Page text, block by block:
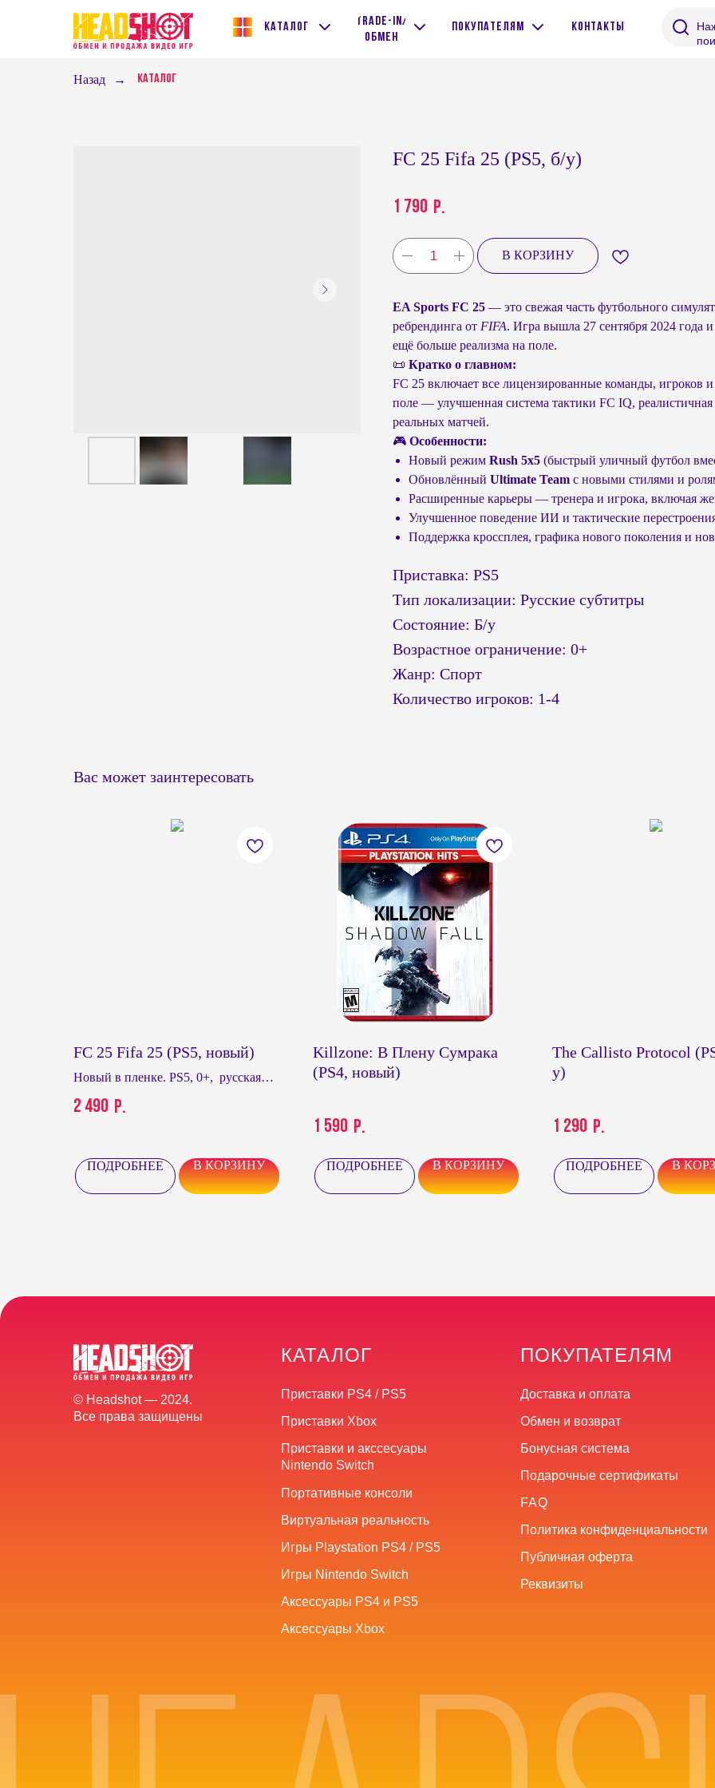
Каталог
Trade-in/
обмен
покупателям контакты
Назад → Каталог
FC 25 Fifa 25 (PS5, б/у)
1 790 р.
В КОРЗИНУ
EA Sports FC 25 — это свежая часть футбольного
ребрендинга от FIFA. Игра вышла 27 сентября 2024 года
ещё больше реализма на поле.
📜 Кратко о главном:
FC 25 включает все лицензированные команды,
поле — улучшенная система тактики FC IQ,
реальных матчей.
🎮 Особенности:
Новый режим Rush 5x5 (быстрый уличный футбол
Обновлённый Ultimate Team с новыми стилями и
Расширенные карьеры — тренера и игрока, включая
Улучшенное поведение ИИ и тактические
Поддержка кроссплея, графика нового поколения и
Приставка: PS5
Тип локализации: Русские субтитры
Состояние: Б/у
Возрастное ограничение: 0+
Жанр: Спорт
Количество игроков: 1-4
Вас может заинтересовать
FC 25 Fifa 25 (PS5, новый)
Новый в пленке. PS5, 0+, русская
2 490 р.
ПОДРОБНЕЕ В КОРЗИНУ
Killzone: В Плену Сумрака
(PS4, новый)
1 590 р.
ПОДРОБНЕЕ В КОРЗИНУ
The Callisto Protocol
у)
1 290 р.
ПОДРОБНЕЕ В
© Headshot — 2024.
Все права защищены
КАТАЛОГ ПОКУПАТЕЛЯМ
Приставки Xbox
Приставки и акссесуары
Nintendo Switch
Приставки PS4 / PS5
Аксессуары Xbox
Игры Nintendo Switch
Игры Playstation PS4 / PS5
Доставка и оплата
Обмен и возврат
Политика конфиденциальности
Публичная оферта
FAQ
Подарочные сертификаты
Аксессуары PS4 и PS5
Портативные консоли
Виртуальная реальность
Реквизиты
Бонусная система